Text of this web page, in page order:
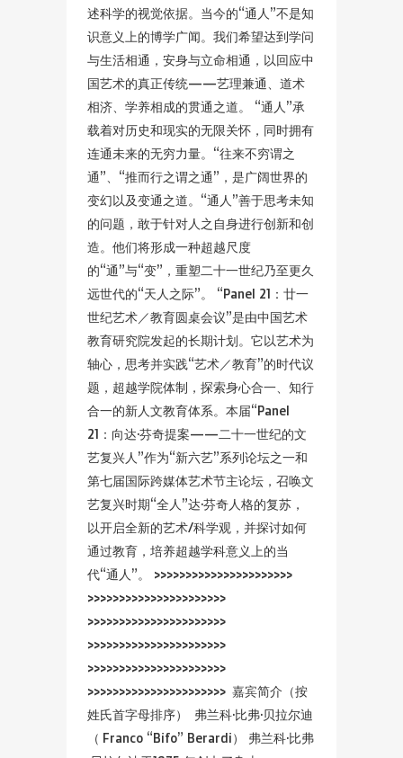
述科学的视觉依据。当今的“通人”不是知
识意义上的博学广闻。我们希望达到学问
与生活相通，安身与立命相通，以回应中
国艺术的真正传统——艺理兼通、道术
相济、学养相成的贯通之道。 “通人”承
载着对历史和现实的无限关怀，同时拥有
连通未来的无穷力量。“往来不穷谓之
通”、“推而行之谓之通”，是广阔世界的
变幻以及变通之道。“通人”善于思考未知
的问题，敢于针对人之自身进行创新和创
造。他们将形成一种超越尺度
的“通”与“变”，重塑二十一世纪乃至更久
远世代的“天人之际”。 “Panel 21：廿一
世纪艺术／教育圆桌会议”是由中国艺术
教育研究院发起的长期计划。它以艺术为
轴心，思考并实践“艺术／教育”的时代议
题，超越学院体制，探索身心合一、知行
合一的新人文教育体系。本届“Panel
21：向达·芬奇提案——二十一世纪的文
艺复兴人”作为“新六艺”系列论坛之一和
第七届国际跨媒体艺术节主论坛，召唤文
艺复兴时期“全人”达·芬奇人格的复苏，
以开启全新的艺术/科学观，并探讨如何
通过教育，培养超越学科意义上的当
代“通人”。 >>>>>>>>>>>>>>>>>>>>>>
>>>>>>>>>>>>>>>>>>>>>>
>>>>>>>>>>>>>>>>>>>>>>
>>>>>>>>>>>>>>>>>>>>>>
>>>>>>>>>>>>>>>>>>>>>>
>>>>>>>>>>>>>>>>>>>>>> 嘉宾简介（按
姓氏首字母排序） 弗兰科·比弗·贝拉尔迪
（ Franco “Bifo” Berardi） 弗兰科·比弗